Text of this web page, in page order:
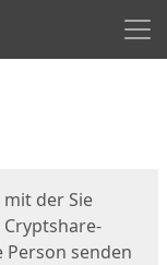
der Sie
senden